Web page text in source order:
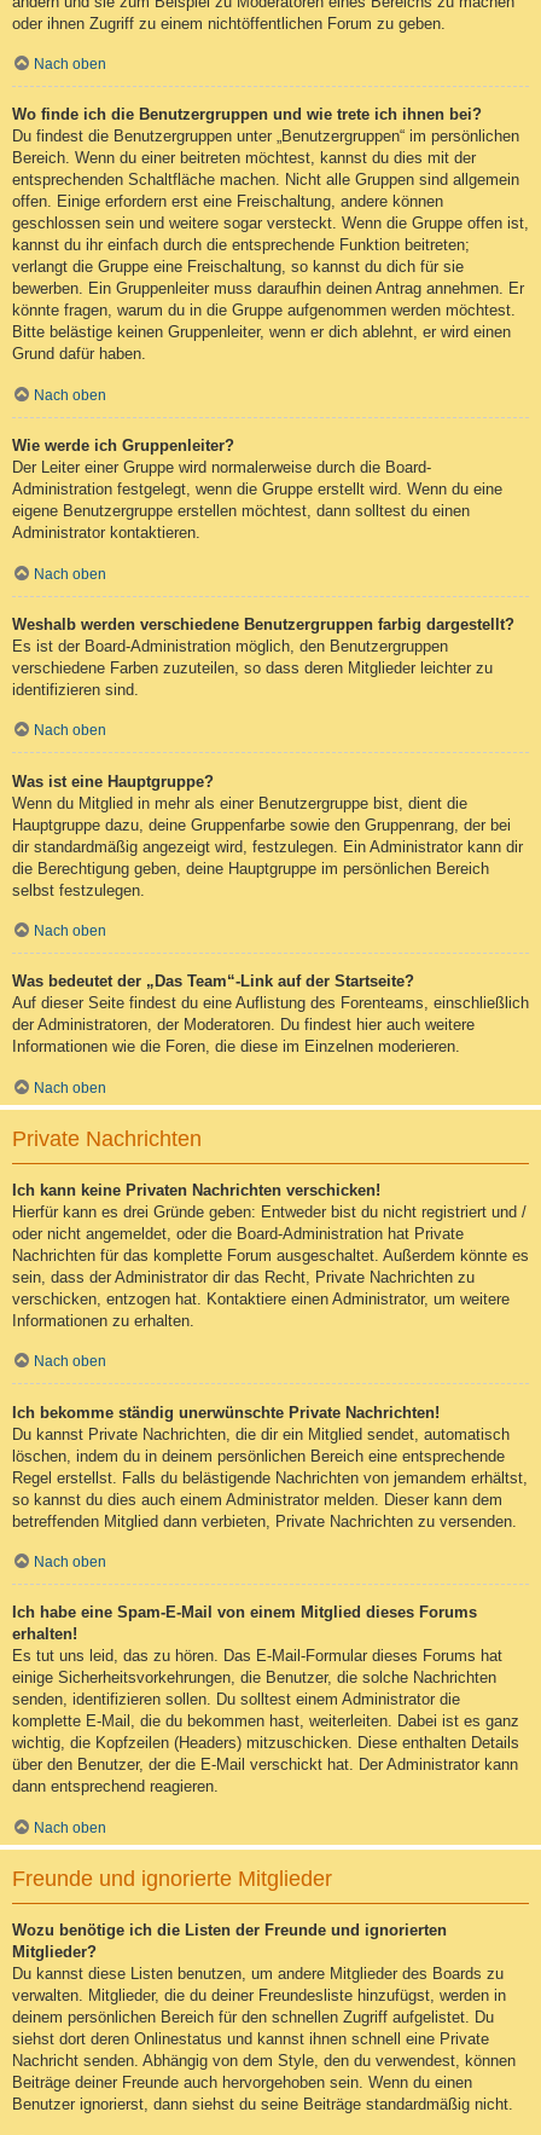
oder ihnen Zugriff zu einem nichtöffentlichen Forum zu geben.
Nach oben
Wo finde ich die Benutzergruppen und wie trete ich ihnen bei?
Du findest die Benutzergruppen unter „Benutzergruppen“ im persönlichen
Bereich. Wenn du einer beitreten möchtest, kannst du dies mit der
entsprechenden Schaltfläche machen. Nicht alle Gruppen sind allgemein
offen. Einige erfordern erst eine Freischaltung, andere können
geschlossen sein und weitere sogar versteckt. Wenn die Gruppe offen ist,
kannst du ihr einfach durch die entsprechende Funktion beitreten;
verlangt die Gruppe eine Freischaltung, so kannst du dich für sie
bewerben. Ein Gruppenleiter muss daraufhin deinen Antrag annehmen. Er
könnte fragen, warum du in die Gruppe aufgenommen werden möchtest.
Bitte belästige keinen Gruppenleiter, wenn er dich ablehnt, er wird einen
Grund dafür haben.
Nach oben
Wie werde ich Gruppenleiter?
Der Leiter einer Gruppe wird normalerweise durch die Board-
Administration festgelegt, wenn die Gruppe erstellt wird. Wenn du eine
eigene Benutzergruppe erstellen möchtest, dann solltest du einen
Administrator kontaktieren.
Nach oben
Weshalb werden verschiedene Benutzergruppen farbig dargestellt?
Es ist der Board-Administration möglich, den Benutzergruppen
verschiedene Farben zuzuteilen, so dass deren Mitglieder leichter zu
identifizieren sind.
Nach oben
Was ist eine Hauptgruppe?
Wenn du Mitglied in mehr als einer Benutzergruppe bist, dient die
Hauptgruppe dazu, deine Gruppenfarbe sowie den Gruppenrang, der bei
dir standardmäßig angezeigt wird, festzulegen. Ein Administrator kann dir
die Berechtigung geben, deine Hauptgruppe im persönlichen Bereich
selbst festzulegen.
Nach oben
Was bedeutet der „Das Team“-Link auf der Startseite?
Auf dieser Seite findest du eine Auflistung des Forenteams, einschließlich
der Administratoren, der Moderatoren. Du findest hier auch weitere
Informationen wie die Foren, die diese im Einzelnen moderieren.
Nach oben
Private Nachrichten
Ich kann keine Privaten Nachrichten verschicken!
Hierfür kann es drei Gründe geben: Entweder bist du nicht registriert und /
oder nicht angemeldet, oder die Board-Administration hat Private
Nachrichten für das komplette Forum ausgeschaltet. Außerdem könnte es
sein, dass der Administrator dir das Recht, Private Nachrichten zu
verschicken, entzogen hat. Kontaktiere einen Administrator, um weitere
Informationen zu erhalten.
Nach oben
Ich bekomme ständig unerwünschte Private Nachrichten!
Du kannst Private Nachrichten, die dir ein Mitglied sendet, automatisch
löschen, indem du in deinem persönlichen Bereich eine entsprechende
Regel erstellst. Falls du belästigende Nachrichten von jemandem erhältst,
so kannst du dies auch einem Administrator melden. Dieser kann dem
betreffenden Mitglied dann verbieten, Private Nachrichten zu versenden.
Nach oben
Ich habe eine Spam-E-Mail von einem Mitglied dieses Forums
erhalten!
Es tut uns leid, das zu hören. Das E-Mail-Formular dieses Forums hat
einige Sicherheitsvorkehrungen, die Benutzer, die solche Nachrichten
senden, identifizieren sollen. Du solltest einem Administrator die
komplette E-Mail, die du bekommen hast, weiterleiten. Dabei ist es ganz
wichtig, die Kopfzeilen (Headers) mitzuschicken. Diese enthalten Details
über den Benutzer, der die E-Mail verschickt hat. Der Administrator kann
dann entsprechend reagieren.
Nach oben
Freunde und ignorierte Mitglieder
Wozu benötige ich die Listen der Freunde und ignorierten
Mitglieder?
Du kannst diese Listen benutzen, um andere Mitglieder des Boards zu
verwalten. Mitglieder, die du deiner Freundesliste hinzufügst, werden in
deinem persönlichen Bereich für den schnellen Zugriff aufgelistet. Du
siehst dort deren Onlinestatus und kannst ihnen schnell eine Private
Nachricht senden. Abhängig von dem Style, den du verwendest, können
Beiträge deiner Freunde auch hervorgehoben sein. Wenn du einen
Benutzer ignorierst, dann siehst du seine Beiträge standardmäßig nicht.